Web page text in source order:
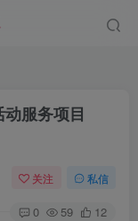
服务项目
关注 私信
0 59 12